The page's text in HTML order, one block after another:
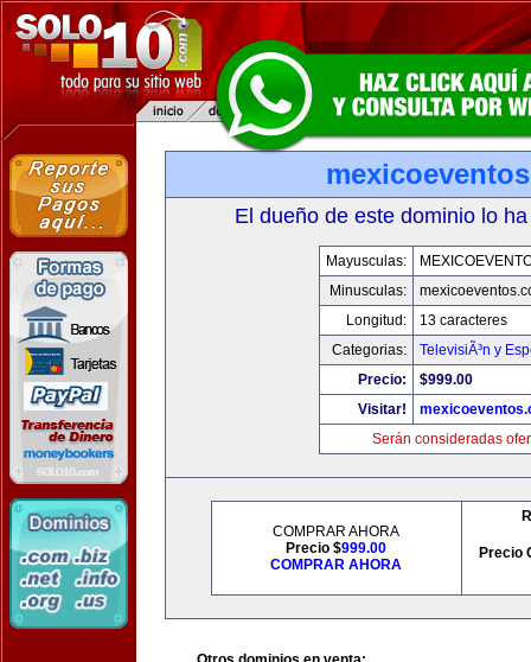
El dueño de este dominio lo
Mayusculas:
Minusculas:
Longitud:
13 caracteres
Categorias:
TelevisiÃ³n y
Precio:
$999.00
Visitar!
Serán consideradas
COMPRAR AHORA
Precio $999.00
COMPRAR AHORA
Precio